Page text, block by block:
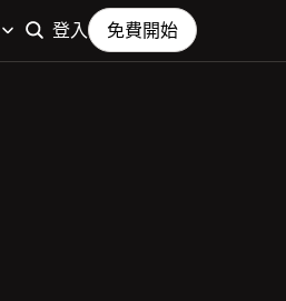
登入 免費開始